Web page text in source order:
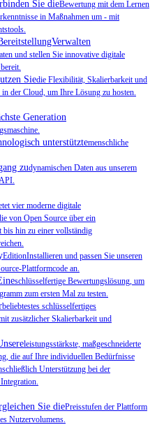
Sie dieBewertung mit dem Lernen
in Maßnahmen um - mit
und stellen Sie innovative digitale
Siedie Flexibilität, Skalierbarkeit und
der Cloud, um Ihre Lösung zu hosten.
Generation
unterstütztemenschliche
zudynamischen Daten aus unserem
vier moderne digitale
von Open Source über ein
bis hin zu einer vollständig
EditionInstallieren und passen Sie unseren
Plattformcode an.
schlüsselfertige Bewertungslösung, um
zum ersten Mal zu testen.
beliebtestes schlüsselfertiges
zusätzlicher Skalierbarkeit und
leistungsstärkste, maßgeschneiderte
die auf Ihre individuellen Bedürfnisse
Unterstützung bei der
Sie diePreisstufen der Plattform
Nutzervolumens.